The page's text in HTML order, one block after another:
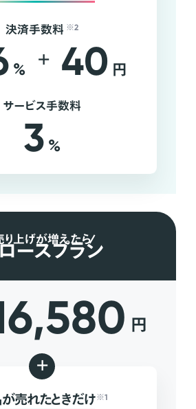
決済手数料 ※2
% + 40 円
サービス手数料
3 %
り上げが増えたら
ースプラン
円
+
売れたときだけ ※1